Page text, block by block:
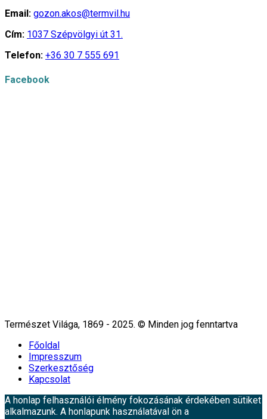
Email: gozon.akos@termvil.hu
Cím: 1037 Szépvölgyi út 31.
Telefon: +36 30 7 555 691
Facebook
Természet Világa, 1869 - 2025. © Minden jog fenntartva
Főoldal
Impresszum
Szerkesztőség
Kapcsolat
A honlap felhasználói élmény fokozásának érdekében sütiket
alkalmazunk. A honlapunk használatával ön a